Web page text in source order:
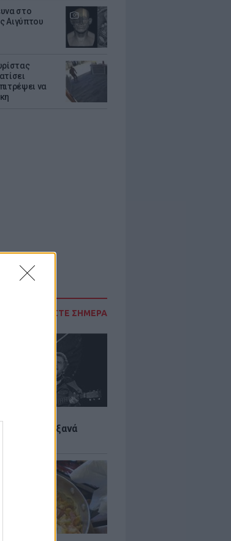
στο
Αιγύπτου
να
ΔΙΑΒΑΣΤΕ ΣΗΜΕΡΑ
που έγιναν ξανά